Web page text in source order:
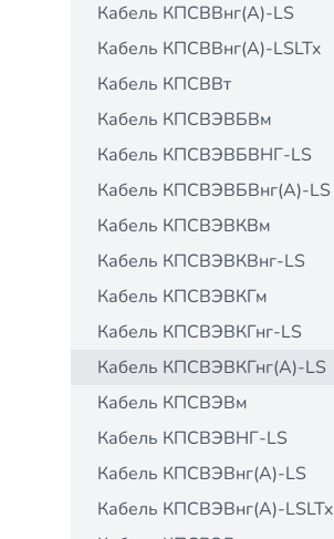
Кабель КПСВВнг(А)-LS
Кабель КПСВВнг(А)-LSLTx
Кабель КПСВВт
Кабель КПСВЭВБВм
Кабель КПСВЭВБВНГ-LS
Кабель КПСВЭВБВнг(А)-LS
Кабель КПСВЭВКВм
Кабель КПСВЭВКВнг-LS
Кабель КПСВЭВКГм
Кабель КПСВЭВКГнг-LS
Кабель КПСВЭВКГнг(А)-LS
Кабель КПСВЭВм
Кабель КПСВЭВНГ-LS
Кабель КПСВЭВнг(А)-LS
Кабель КПСВЭВнг(А)-LSLTx